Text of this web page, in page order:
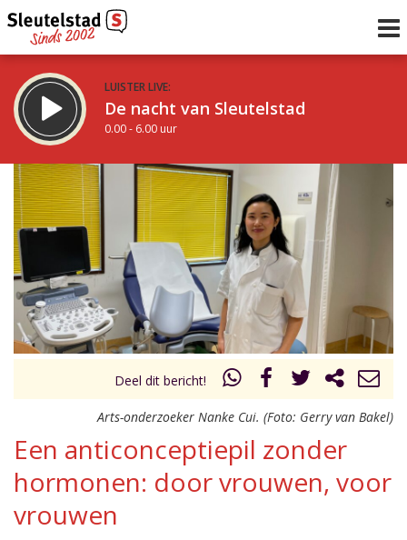
LUISTER LIVE:
De nacht van Sleutelstad
0.00 - 6.00 uur
STRAKS:
De ochtend van Sleutelstad
6.00 - 12.00 uur
Vorig uur
uur 1 van 0 Volgend uur
Deel dit bericht!
Arts-onderzoeker Nanke Cui. (Foto: Gerry van Bakel)
Een anticonceptiepil zonder
hormonen: door vrouwen, voor
vrouwen